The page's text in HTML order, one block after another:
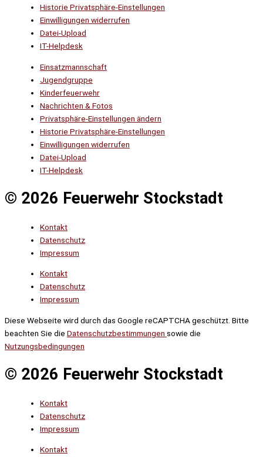
Historie Privatsphäre-Einstellungen
Einwilligungen widerrufen
Datei-Upload
IT-Helpdesk
Einsatzmannschaft
Jugendgruppe
Kinderfeuerwehr
Nachrichten & Fotos
Privatsphäre-Einstellungen ändern
Historie Privatsphäre-Einstellungen
Einwilligungen widerrufen
Datei-Upload
IT-Helpdesk
© 2026 Feuerwehr Stockstadt
Kontakt
Datenschutz
Impressum
Kontakt
Datenschutz
Impressum
Diese Webseite wird durch das Google reCAPTCHA geschützt. Bitte
beachten Sie die Datenschutzbestimmungen sowie die
Nutzungsbedingungen
© 2026 Feuerwehr Stockstadt
Kontakt
Datenschutz
Impressum
Kontakt